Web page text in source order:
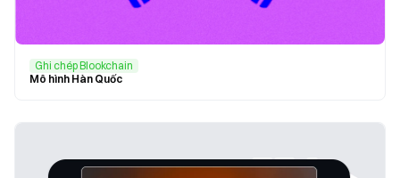
Ghi chép Blookchain
Mô hình Hàn Quốc